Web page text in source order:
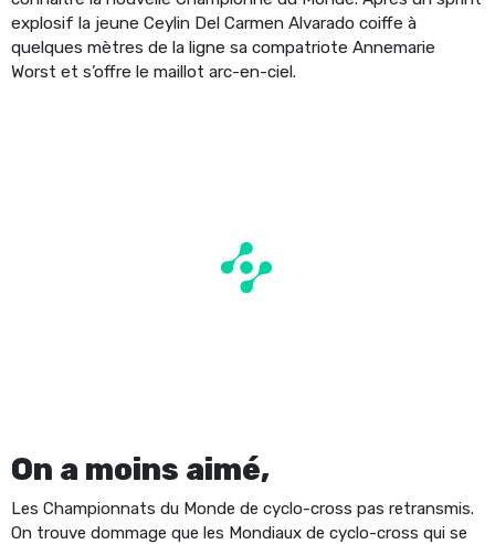
explosif la jeune Ceylin Del Carmen Alvarado coiffe à
quelques mètres de la ligne sa compatriote Annemarie
Worst et s’offre le maillot arc-en-ciel.
On a moins aimé,
Les Championnats du Monde de cyclo-cross pas retransmis.
On trouve dommage que les Mondiaux de cyclo-cross qui se